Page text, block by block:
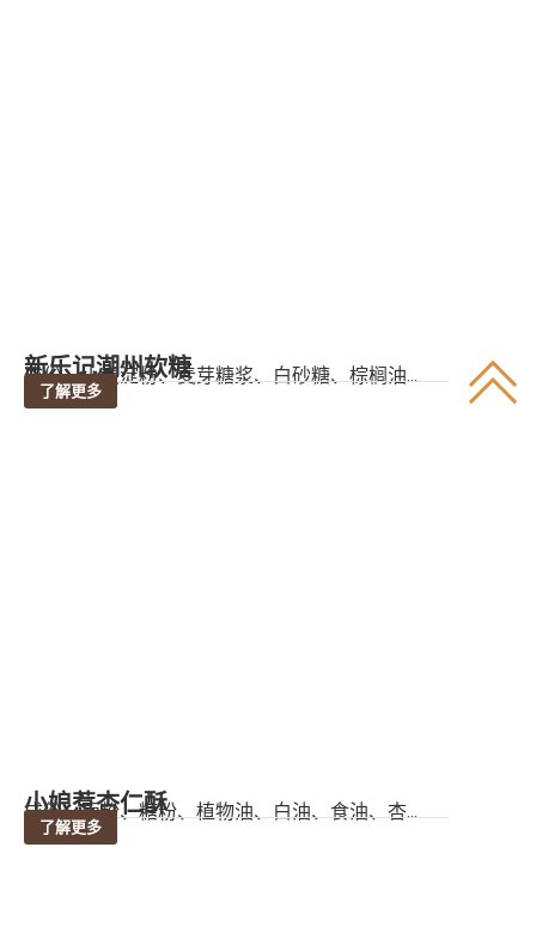
新乐记潮州软糖
成份：小麦淀粉、麦芽糖浆、白砂糖、棕榈油...
了解更多
小娘惹杏仁酥
成份：面粉、糖粉、植物油、白油、食油、杏...
了解更多